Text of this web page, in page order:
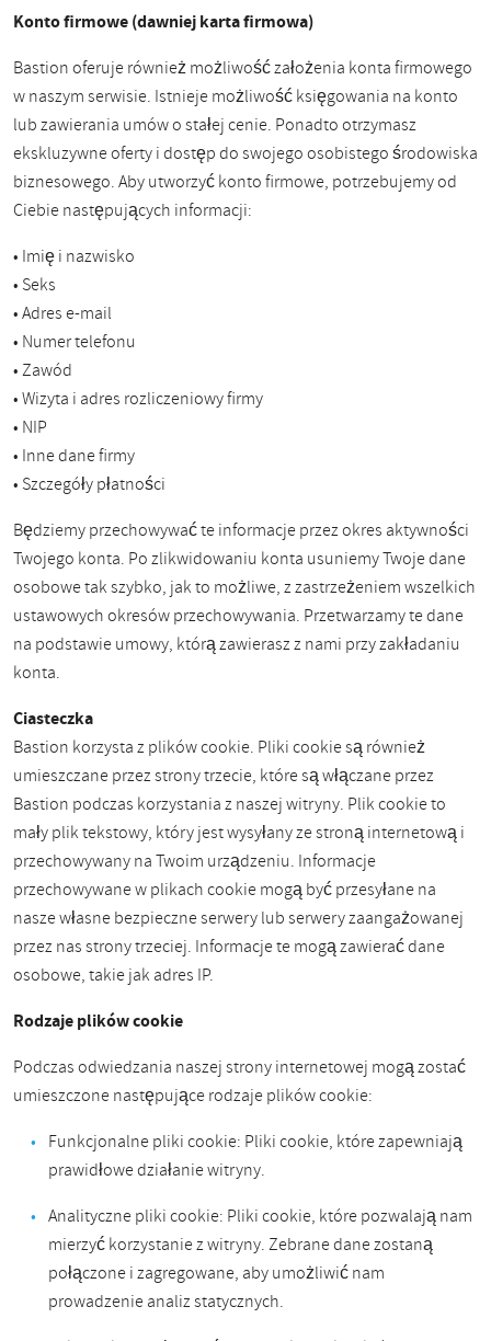
Konto firmowe (dawniej karta firmowa)
Bastion oferuje również możliwość założenia konta firmowego
w naszym serwisie. Istnieje możliwość księgowania na konto
lub zawierania umów o stałej cenie. Ponadto otrzymasz
ekskluzywne oferty i dostęp do swojego osobistego środowiska
biznesowego. Aby utworzyć konto firmowe, potrzebujemy od
Ciebie następujących informacji:
• Imię i nazwisko
• Seks
• Adres e-mail
• Numer telefonu
• Zawód
• Wizyta i adres rozliczeniowy firmy
• NIP
• Inne dane firmy
• Szczegóły płatności
Będziemy przechowywać te informacje przez okres aktywności
Twojego konta. Po zlikwidowaniu konta usuniemy Twoje dane
osobowe tak szybko, jak to możliwe, z zastrzeżeniem wszelkich
ustawowych okresów przechowywania. Przetwarzamy te dane
na podstawie umowy, którą zawierasz z nami przy zakładaniu
konta.
Ciasteczka
Bastion korzysta z plików cookie. Pliki cookie są również
umieszczane przez strony trzecie, które są włączane przez
Bastion podczas korzystania z naszej witryny. Plik cookie to
mały plik tekstowy, który jest wysyłany ze stroną internetową i
przechowywany na Twoim urządzeniu. Informacje
przechowywane w plikach cookie mogą być przesyłane na
nasze własne bezpieczne serwery lub serwery zaangażowanej
przez nas strony trzeciej. Informacje te mogą zawierać dane
osobowe, takie jak adres IP.
Rodzaje plików cookie
Podczas odwiedzania naszej strony internetowej mogą zostać
umieszczone następujące rodzaje plików cookie:
Funkcjonalne pliki cookie: Pliki cookie, które zapewniają
prawidłowe działanie witryny.
Analityczne pliki cookie: Pliki cookie, które pozwalają nam
mierzyć korzystanie z witryny. Zebrane dane zostaną
połączone i zagregowane, aby umożliwić nam
prowadzenie analiz statycznych.